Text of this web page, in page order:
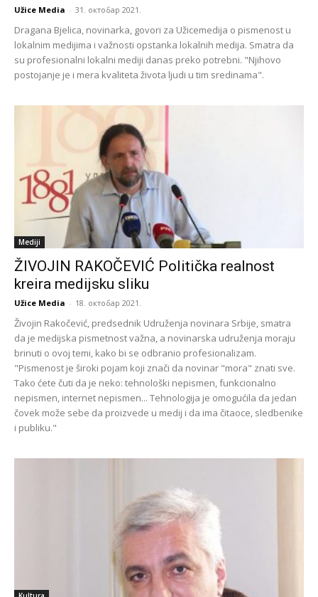
Užice Media - 31. октобар 2021.
Dragana Bjelica, novinarka, govori za Užicemedija o pismenost u
lokalnim medijima i važnosti opstanka lokalnih medija. Smatra da
su profesionalni lokalni mediji danas preko potrebni. "Njihovo
postojanje je i mera kvaliteta života ljudi u tim sredinama".
Mediji
ŽIVOJIN RAKOČEVIĆ Politička realnost
kreira medijsku sliku
Užice Media - 18. октобар 2021.
Živojin Rakočević, predsednik Udruženja novinara Srbije, smatra
da je medijska pismetnost važna, a novinarska udruženja moraju
brinuti o ovoj temi, kako bi se odbranio profesionalizam.
"Pismenost je široki pojam koji znači da novinar "mora" znati sve.
Tako ćete čuti da je neko: tehnološki nepismen, funkcionalno
nepismen, internet nepismen... Tehnologija je omogućila da jedan
čovek može sebe da proizvede u medij i da ima čitaoce, sledbenike
i publiku."